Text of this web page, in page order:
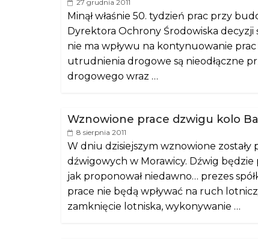
27 grudnia 2011
Minął właśnie 50. tydzień prac przy
Dyrektora Ochrony Środowiska
nie ma wpływu na kontynuowanie
utrudnienia drogowe są nieodłączne
drogowego wraz …
Wznowione prace dzwigu kolo
8 sierpnia 2011
W dniu dzisiejszym wznowione
dźwigowych w Morawicy. Dźwig będzie
jak proponował niedawno… prezes
prace nie będą wpływać na ruch
zamknięcie lotniska, wykonywanie …